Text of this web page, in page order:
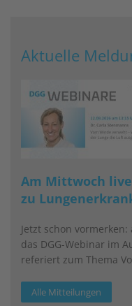
Aktuelle
Am Mittwoch live
zu
Jetzt schon
das DGG-Webinar im
referiert zum Thema
Alle Mitteilungen